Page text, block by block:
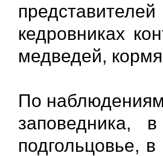
кедровниках
медведей,
По наблюдениям
подгольцовье,